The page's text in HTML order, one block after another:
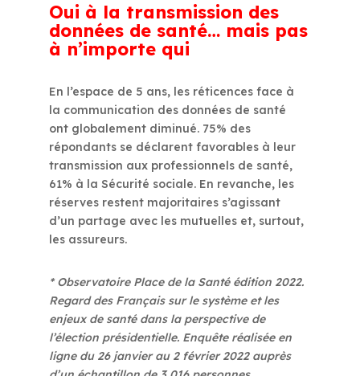
Oui à la transmission des
données de santé… mais pas
à n’importe qui
En l’espace de 5 ans, les réticences face à
la communication des données de santé
ont globalement diminué. 75% des
répondants se déclarent favorables à leur
transmission aux professionnels de santé,
61% à la Sécurité sociale. En revanche, les
réserves restent majoritaires s’agissant
d’un partage avec les mutuelles et, surtout,
les assureurs.
* Observatoire Place de la Santé édition 2022.
Regard des Français sur le système et les
enjeux de santé dans la perspective de
l’élection présidentielle. Enquête réalisée en
ligne du 26 janvier au 2 février 2022 auprès